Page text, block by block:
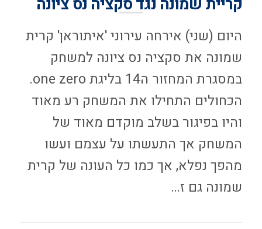
היום (שני) אירחה עירוני 'איתוראן' קרית
שמונה את סקציה נס ציונה למשחק
במסגרת המחזור ה14 בליגת one zero.
הכחולים התחילו את המשחק רע מאוד
והיו בפיגור בשלב מוקדם מאוד של
המשחק אך התעשתו על עצמם ועשו
מהפך נפלא, אך כמו כל העונה של קרית
שמונה גם ז…